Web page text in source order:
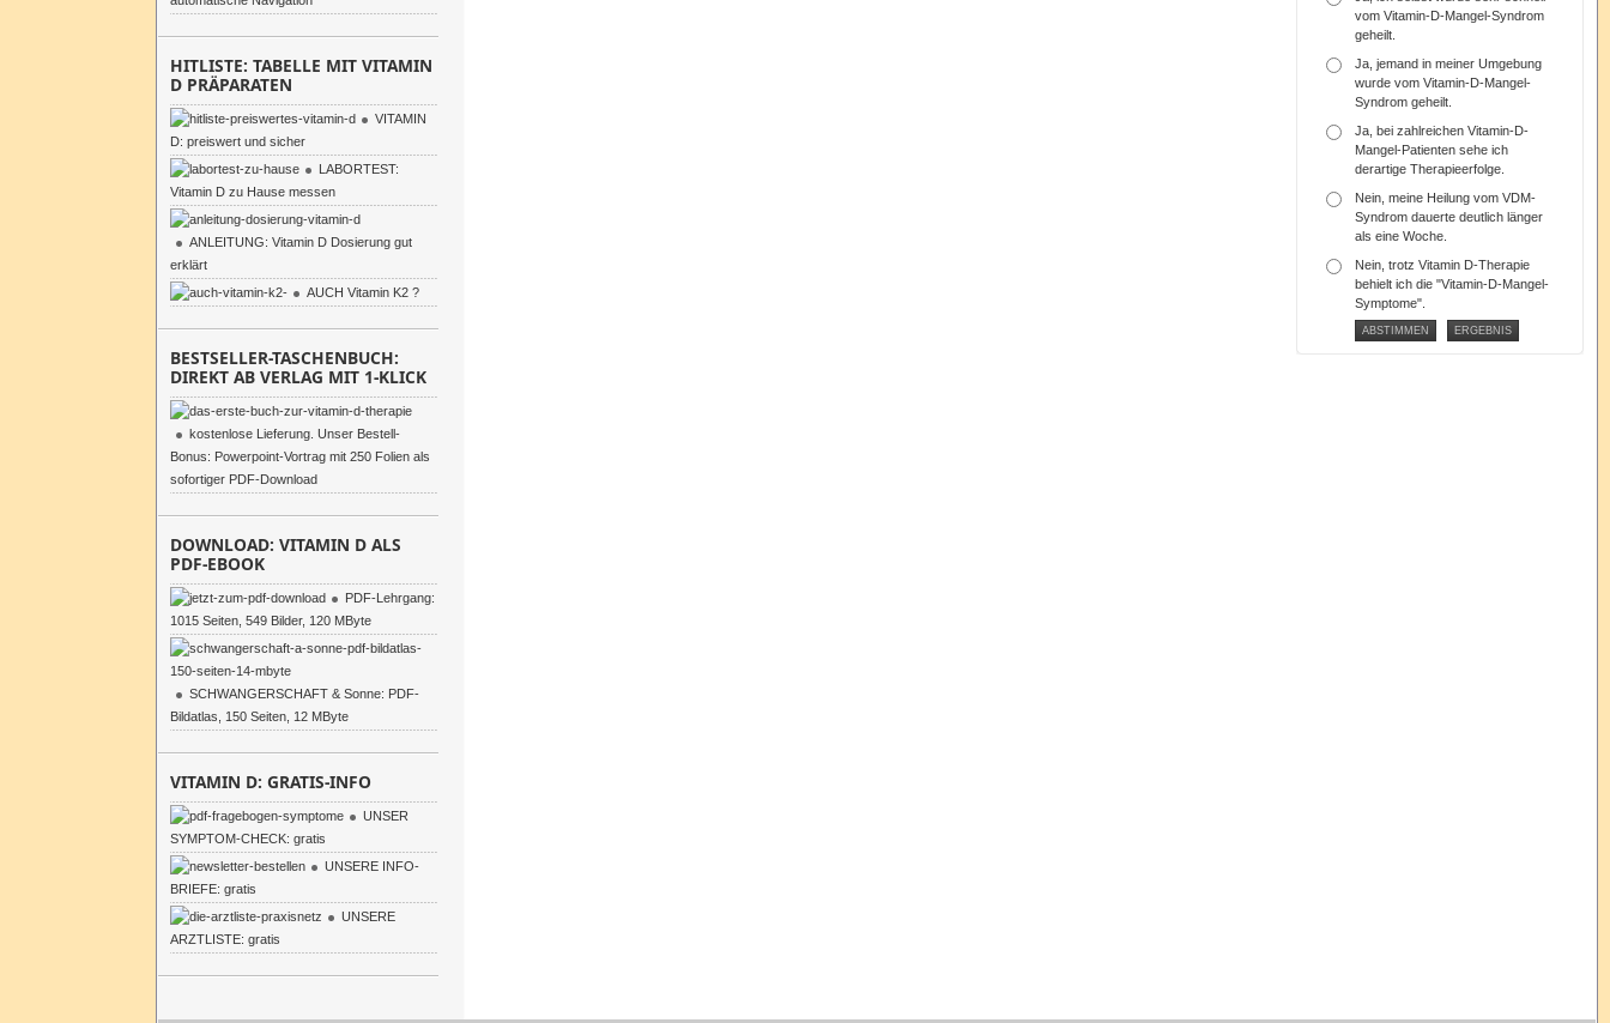
HITLISTE: TABELLE MIT VITAMIN
D PRÄPARATEN
VITAMIN
D: preiswert und sicher
LABORTEST:
Vitamin D zu Hause messen
ANLEITUNG: Vitamin D Dosierung gut
erklärt
AUCH Vitamin K2 ?
BESTSELLER-TASCHENBUCH:
DIREKT AB VERLAG MIT 1-KLICK
kostenlose Lieferung. Unser Bestell-
Bonus: Powerpoint-Vortrag mit 250 Folien als
sofortiger PDF-Download
DOWNLOAD: VITAMIN D ALS
PDF-EBOOK
PDF-Lehrgang:
1015 Seiten, 549 Bilder, 120 MByte
SCHWANGERSCHAFT & Sonne: PDF-
Bildatlas, 150 Seiten, 12 MByte
VITAMIN D: GRATIS-INFO
UNSER
SYMPTOM-CHECK: gratis
UNSERE INFO-
BRIEFE: gratis
UNSERE
ARZTLISTE: gratis
vom Vitamin-D-Mangel-Syndrom
geheilt.
Ja, jemand in meiner Umgebung
wurde vom Vitamin-D-Mangel-
Syndrom geheilt.
Ja, bei zahlreichen Vitamin-D-
Mangel-Patienten sehe ich
derartige Therapieerfolge.
Nein, meine Heilung vom VDM-
Syndrom dauerte deutlich länger
als eine Woche.
Nein, trotz Vitamin D-Therapie
behielt ich die "Vitamin-D-Mangel-
Symptome".